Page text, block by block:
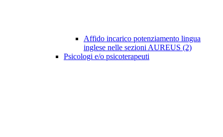
Affido incarico potenziamento lingua
inglese nelle sezioni AUREUS (2)
Psicologi e/o psicoterapeuti